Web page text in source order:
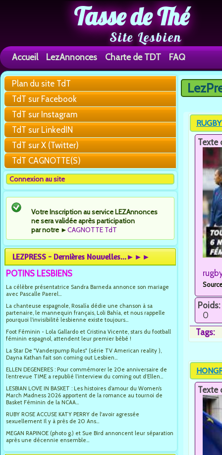
Tasse de Thé
Site Lesbien
Accueil LezAnnonces Charte de TDT FAQ
Plan du site TdT
TdT sur Facebook
TdT sur Instagram
TdT sur LinkedIN
TdT sur X (Twitter)
TdT CAGNOTTE(S)
Connexion au site
Votre Inscription au service LEZAnnonces
ne sera validée après participation
par notre ►CAGNOTTE TdT
LEZPRESS - Dernières Nouvelles...►►►
POTINS LESBIENS
La célèbre présentatrice Sandra Barneda annonce son mariage
avec Pascalle Paerel...
La chanteuse espagnole, Rosalía dédie une chanson à sa
partenaire, le mannequin français, Loli Bahía, et nous rappelle
pourquoi l’invisibilité lesbienne existe toujours...
Foot Féminin - Lola Gallardo et Cristina Vicente, stars du football
féminin espagnol, attendent leur premier bébé !
La Star De "Vanderpump Rules" (série TV American reality ),
Dayna Kathan fait son coming out Lesbien...
ELLEN DEGENERES : Pour commémorer le 20e anniversaire de
l’entrevue TIME a republié l’interview du coming out d’Ellen...
LESBIAN LOVE IN BASKET : Les histoires d’amour du Women’s
March Madness 2026 apportent de la romance au tournoi de
Basket Féminin de la NCAA...
RUBY ROSE ACCUSE KATY PERRY de l'avoir agressée
sexuellement Il y à près de 20 Ans...
MEGAN RAPINOE (photo g.) et Sue Bird annoncent leur séparation
après une décennie ensemble...
Vous
Texte
Poids:
0
Tags:
Texte